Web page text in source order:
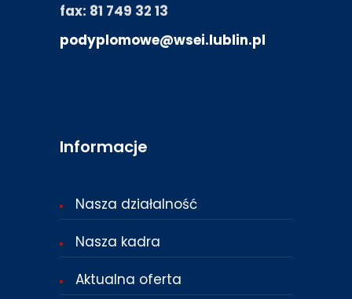
fax: 81 749 32 13
podyplomowe@wsei.lublin.pl
Informacje
Nasza działalność
Nasza kadra
Aktualna oferta